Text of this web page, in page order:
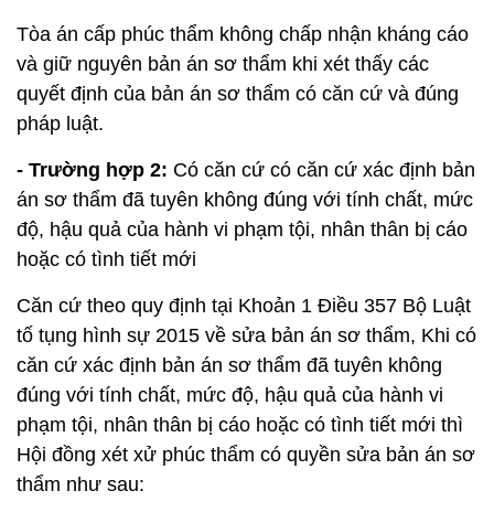
Tòa án cấp phúc thẩm không chấp nhận kháng cáo
và giữ nguyên bản án sơ thẩm khi xét thấy các
quyết định của bản án sơ thẩm có căn cứ và đúng
pháp luật.
- Trường hợp 2: Có căn cứ có căn cứ xác định bản
án sơ thẩm đã tuyên không đúng với tính chất, mức
độ, hậu quả của hành vi phạm tội, nhân thân bị cáo
hoặc có tình tiết mới
Căn cứ theo quy định tại Khoản 1 Điều 357 Bộ Luật
tố tụng hình sự 2015 về sửa bản án sơ thẩm, Khi có
căn cứ xác định bản án sơ thẩm đã tuyên không
đúng với tính chất, mức độ, hậu quả của hành vi
phạm tội, nhân thân bị cáo hoặc có tình tiết mới thì
Hội đồng xét xử phúc thẩm có quyền sửa bản án sơ
thẩm như sau: